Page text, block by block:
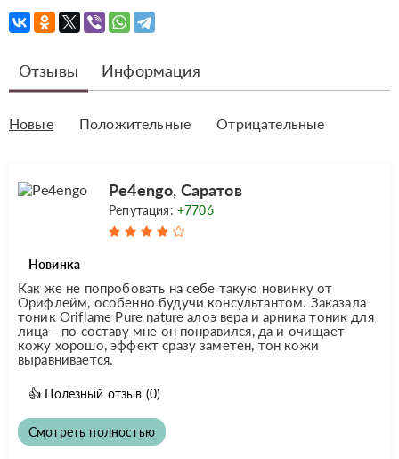
Отзывы Информация
Новые Положительные Отрицательные
Pe4engo, Саратов
Репутация: +7706
Новинка
Как же не попробовать на себе такую новинку от
Орифлейм, особенно будучи консультантом. Заказала
тоник Oriflame Pure nature алоэ вера и арника тоник для
лица - по составу мне он понравился, да и очищает
кожу хорошо, эффект сразу заметен, тон кожи
выравнивается.
👍 Полезный отзыв (0)
Смотреть полностью